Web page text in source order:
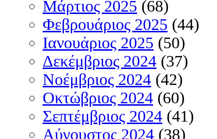
Μάρτιος 2025 (68)
Φεβρουάριος 2025 (44)
Ιανουάριος 2025 (50)
Δεκέμβριος 2024 (37)
Νοέμβριος 2024 (42)
Οκτώβριος 2024 (60)
Σεπτέμβριος 2024 (41)
Αύγουστος 2024 (38)